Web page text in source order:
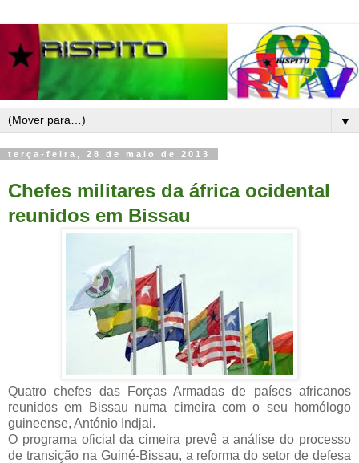
▼
terça-feira, 28 de maio de 2013
Chefes militares da áfrica ocidental
reunidos em Bissau
Quatro chefes das Forças Armadas de países africanos
reunidos em Bissau numa cimeira com o seu homólogo
guineense, António Indjai.
O programa oficial da cimeira prevê a análise do processo
de transição na Guiné-Bissau, a reforma do setor de defesa